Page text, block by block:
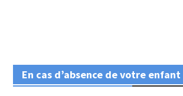
En cas d’absence de votre enfant